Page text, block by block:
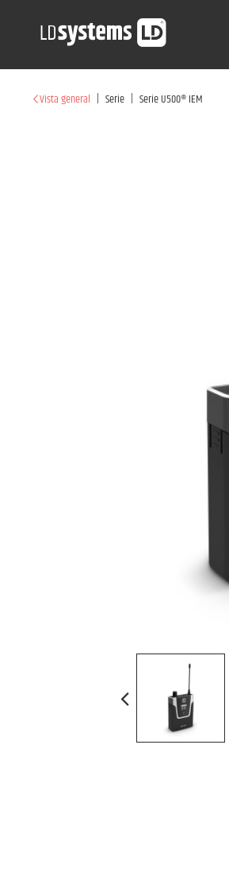
Vista general | Serie | Serie U500® IEM